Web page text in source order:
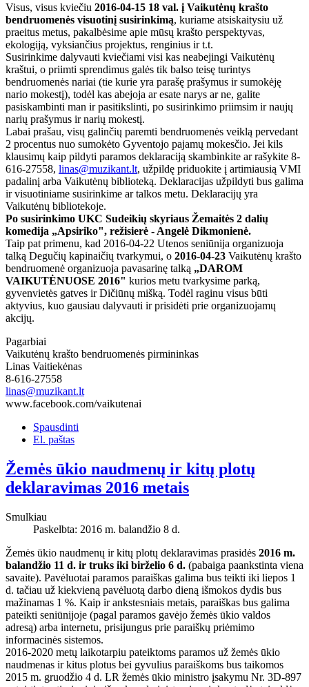
Visus, visus kviečiu 2016-04-15 18 val. į Vaikutėnų krašto
bendruomenės visuotinį susirinkimą, kuriame atsiskaitysiu už
praeitus metus, pakalbėsime apie mūsų krašto perspektyvas,
ekologiją, vyksiančius projektus, renginius ir t.t.
Susirinkime dalyvauti kviečiami visi kas neabejingi Vaikutėnų
kraštui, o priimti sprendimus galės tik balso teisę turintys
bendruomenės nariai (tie kurie yra parašę prašymus ir sumokėję
nario mokestį), todėl kas abejoja ar esate narys ar ne, galite
pasiskambinti man ir pasitikslinti, po susirinkimo priimsim ir naujų
narių prašymus ir narių mokestį.
Labai prašau, visų galinčių paremti bendruomenės veiklą pervedant
2 procentus nuo sumokėto Gyventojo pajamų mokesčio. Jei kils
klausimų kaip pildyti paramos deklaraciją skambinkite ar rašykite 8-
616-27558, linas@muzikant.lt, užpildę priduokite į artimiausią VMI
padalinį arba Vaikutėnų biblioteką. Deklaracijas užpildyti bus galima
ir visuotiniame susirinkime ar talkos metu. Deklaracijų yra
Vaikutėnų bibliotekoje.
Po susirinkimo UKC Sudeikių skyriaus Žemaitės 2 dalių
komedija „Apsiriko", režisierė - Angelė Dikmonienė.
Taip pat primenu, kad 2016-04-22 Utenos seniūnija organizuoja
talką Degučių kapinaičių tvarkymui, o 2016-04-23 Vaikutėnų krašto
bendruomenė organizuoja pavasarinę talką „DAROM
VAIKUTĖNUOSE 2016" kurios metu tvarkysime parką,
gyvenvietės gatves ir Dičiūnų mišką. Todėl raginu visus būti
aktyvius, kuo gausiau dalyvauti ir prisidėti prie organizuojamų
akcijų.
Pagarbiai
Vaikutėnų krašto bendruomenės pirmininkas
Linas Vaitiekėnas
8-616-27558
linas@muzikant.lt
www.facebook.com/vaikutenai
Spausdinti
El. paštas
Žemės ūkio naudmenų ir kitų plotų
deklaravimas 2016 metais
Smulkiau
Paskelbta: 2016 m. balandžio 8 d.
Žemės ūkio naudmenų ir kitų plotų deklaravimas prasidės 2016 m.
balandžio 11 d. ir truks iki birželio 6 d. (pabaiga paankstinta viena
savaite). Pavėluotai paramos paraiškas galima bus teikti iki liepos 1
d. tačiau už kiekvieną pavėluotą darbo dieną išmokos dydis bus
mažinamas 1 %. Kaip ir ankstesniais metais, paraiškas bus galima
pateikti seniūnijoje (pagal paramos gavėjo žemės ūkio valdos
adresą) arba internetu, prisijungus prie paraiškų priėmimo
informacinės sistemos.
2016-2020 metų laikotarpiu pateiktoms paramos už žemės ūkio
naudmenas ir kitus plotus bei gyvulius paraiškoms bus taikomos
2015 m. gruodžio 4 d. LR žemės ūkio ministro įsakymu Nr. 3D-897